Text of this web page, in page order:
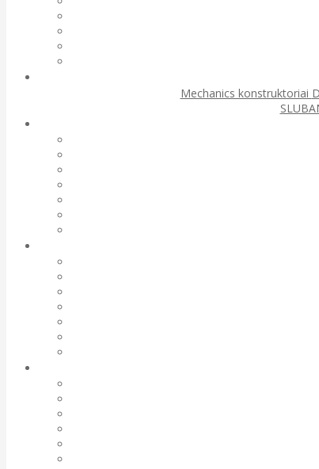
Mechanics konstruktoriai